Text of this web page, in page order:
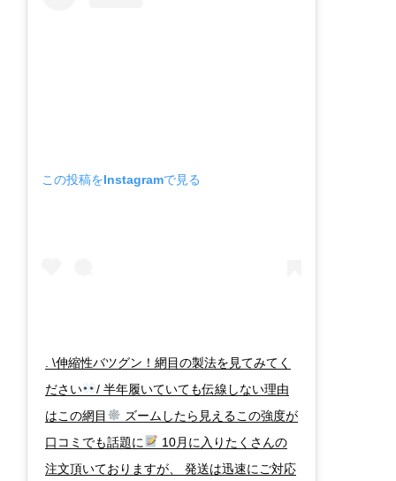
この投稿をInstagramで見る
. \伸縮性バツグン！網目の製法を見てみてく
ださい
/ 半年履いていても伝線しない理由
はこの網目
ズームしたら見えるこの強度が
口コミでも話題に
10月に入りたくさんの
注文頂いておりますが、 発送は迅速にご対応